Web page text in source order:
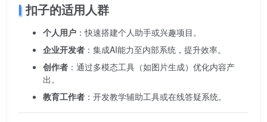
扣子的适用人群
个人用户 ：快速搭建个人助手或兴趣项目。
企业开发者 ：集成AI能力至内部系统，提升效率。
创作者 ：通过多模态工具（如图片生成）优化内容产
出。
教育工作者 ：开发教学辅助工具或在线答疑系统。